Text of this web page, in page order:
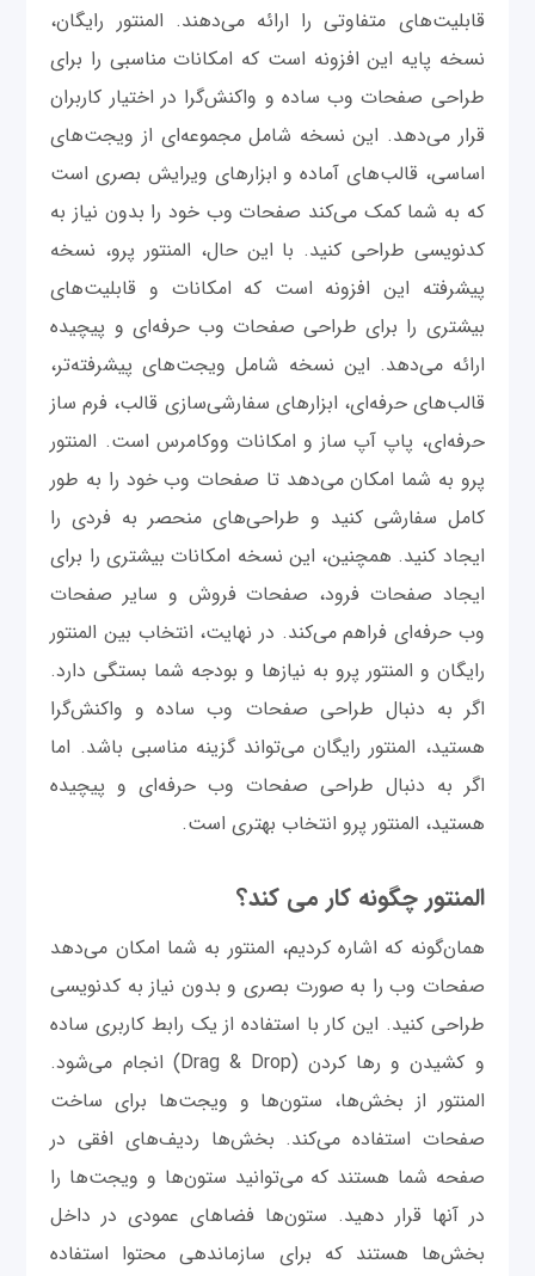
قابلیت‌های متفاوتی را ارائه می‌دهند. المنتور رایگان،
نسخه پایه این افزونه است که امکانات مناسبی را برای
طراحی صفحات وب ساده و واکنش‌گرا در اختیار کاربران
قرار می‌دهد. این نسخه شامل مجموعه‌ای از ویجت‌های
اساسی، قالب‌های آماده و ابزارهای ویرایش بصری است
که به شما کمک می‌کند صفحات وب خود را بدون نیاز به
کدنویسی طراحی کنید. با این حال، المنتور پرو، نسخه
پیشرفته این افزونه است که امکانات و قابلیت‌های
بیشتری را برای طراحی صفحات وب حرفه‌ای و پیچیده
ارائه می‌دهد. این نسخه شامل ویجت‌های پیشرفته‌تر،
قالب‌های حرفه‌ای، ابزارهای سفارشی‌سازی قالب، فرم ساز
حرفه‌ای، پاپ آپ ساز و امکانات ووکامرس است. المنتور
پرو به شما امکان می‌دهد تا صفحات وب خود را به طور
کامل سفارشی کنید و طراحی‌های منحصر به فردی را
ایجاد کنید. همچنین، این نسخه امکانات بیشتری را برای
ایجاد صفحات فرود، صفحات فروش و سایر صفحات
وب حرفه‌ای فراهم می‌کند. در نهایت، انتخاب بین المنتور
رایگان و المنتور پرو به نیازها و بودجه شما بستگی دارد.
اگر به دنبال طراحی صفحات وب ساده و واکنش‌گرا
هستید، المنتور رایگان می‌تواند گزینه مناسبی باشد. اما
اگر به دنبال طراحی صفحات وب حرفه‌ای و پیچیده
هستید، المنتور پرو انتخاب بهتری است.
المنتور چگونه کار می کند؟
همان‌گونه که اشاره کردیم، المنتور به شما امکان می‌دهد
صفحات وب را به صورت بصری و بدون نیاز به کدنویسی
طراحی کنید. این کار با استفاده از یک رابط کاربری ساده
و کشیدن و رها کردن (Drag & Drop) انجام می‌شود.
المنتور از بخش‌ها، ستون‌ها و ویجت‌ها برای ساخت
صفحات استفاده می‌کند. بخش‌ها ردیف‌های افقی در
صفحه شما هستند که می‌توانید ستون‌ها و ویجت‌ها را
در آنها قرار دهید. ستون‌ها فضاهای عمودی در داخل
بخش‌ها هستند که برای سازماندهی محتوا استفاده